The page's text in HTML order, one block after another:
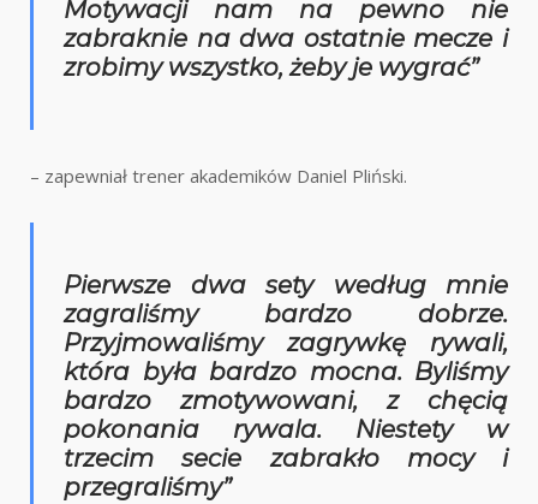
Motywacji nam na pewno nie
zabraknie na dwa ostatnie mecze i
zrobimy wszystko, żeby je wygrać”
– zapewniał trener akademików Daniel Pliński.
Pierwsze dwa sety według mnie
zagraliśmy bardzo dobrze.
Przyjmowaliśmy zagrywkę rywali,
która była bardzo mocna. Byliśmy
bardzo zmotywowani, z chęcią
pokonania rywala. Niestety w
trzecim secie zabrakło mocy i
przegraliśmy”